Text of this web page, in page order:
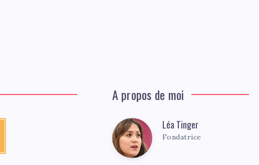
A propos de moi
Léa
Léa Tinger
Fondatrice